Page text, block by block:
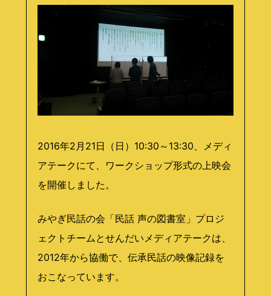
2016年2月21日（日）10:30～13:30、メディ
アテークにて、ワークショップ形式の上映会
を開催しました。
みやぎ民話の会「民話 声の図書室」プロジ
ェクトチームとせんだいメディアテークは、
2012年から協働で、伝承民話の映像記録を
おこなっています。